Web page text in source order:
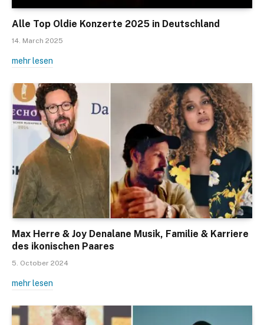
Alle Top Oldie Konzerte 2025 in Deutschland
14. March 2025
mehr lesen
Max Herre & Joy Denalane Musik, Familie & Karriere
des ikonischen Paares
5. October 2024
mehr lesen